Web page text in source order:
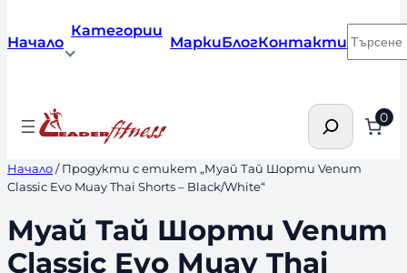
Начало
Категории
МаркиБлогКонтакти
Търсене 0
Начало/ Продукти с етикет „Муай Тай Шорти Venum
Classic Evo Muay Thai Shorts – Black/White“
Муай Тай Шорти Venum
Classic Evo Muay Thai